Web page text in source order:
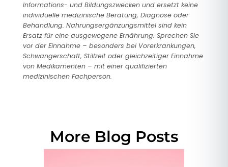
Informations- und Bildungszwecken und ersetzt keine
individuelle medizinische Beratung, Diagnose oder
Behandlung. Nahrungsergänzungsmittel sind kein
Ersatz für eine ausgewogene Ernährung. Sprechen Sie
vor der Einnahme – besonders bei Vorerkrankungen,
Schwangerschaft, Stillzeit oder gleichzeitiger Einnahme
von Medikamenten – mit einer qualifizierten
medizinischen Fachperson.
More Blog Posts